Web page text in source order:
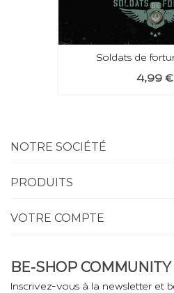
Soldats de
4,99 €
NOTRE SOCIÉTÉ
PRODUITS
VOTRE COMPTE
BE-SHOP COMMUNITY
Inscrivez-vous à la newsletter et